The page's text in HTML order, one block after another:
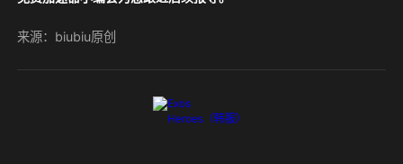
来源：biubiu原创